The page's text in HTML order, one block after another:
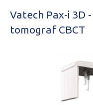
Vatech Pax-i 3D
tomograf CBCT